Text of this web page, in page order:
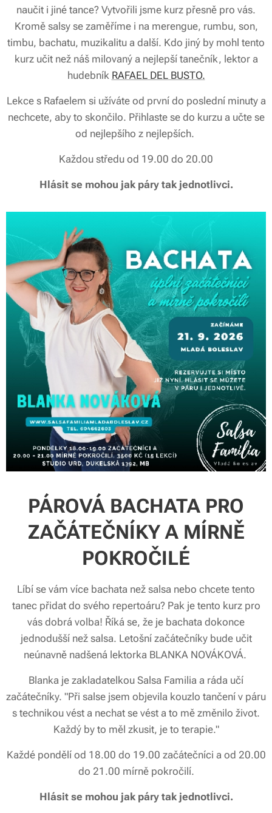
naučit i jiné tance? Vytvořili jsme kurz přesně pro vás.
Kromě salsy se zaměříme i na merengue, rumbu, son,
timbu, bachatu, muzikalitu a další. Kdo jiný by mohl tento
kurz učit než náš milovaný a nejlepší tanečník, lektor a
hudebník RAFAEL DEL BUSTO.
Lekce s Rafaelem si užíváte od první do poslední minuty a
nechcete, aby to skončilo. Přihlaste se do kurzu a učte se
od nejlepšího z nejlepších.
Každou středu od 19.00 do 20.00
Hlásit se mohou jak páry tak jednotlivci.
PÁROVÁ BACHATA PRO
ZAČÁTEČNÍKY A MÍRNĚ
POKROČILÉ
Líbí se vám více bachata než salsa nebo chcete tento
tanec přidat do svého repertoáru? Pak je tento kurz pro
vás dobrá volba! Říká se, že je bachata dokonce
jednodušší než salsa. Letošní začátečníky bude učit
neúnavně nadšená lektorka BLANKA NOVÁKOVÁ.
Blanka je zakladatelkou Salsa Familia a ráda učí
začátečníky. "Při salse jsem objevila kouzlo tančení v páru
s technikou vést a nechat se vést a to mě změnilo život.
Každý by to měl zkusit, je to terapie."
Každé pondělí od 18.00 do 19.00 začátečníci a od 20.00
do 21.00 mírně pokročilí.
Hlásit se mohou jak páry tak jednotlivci.